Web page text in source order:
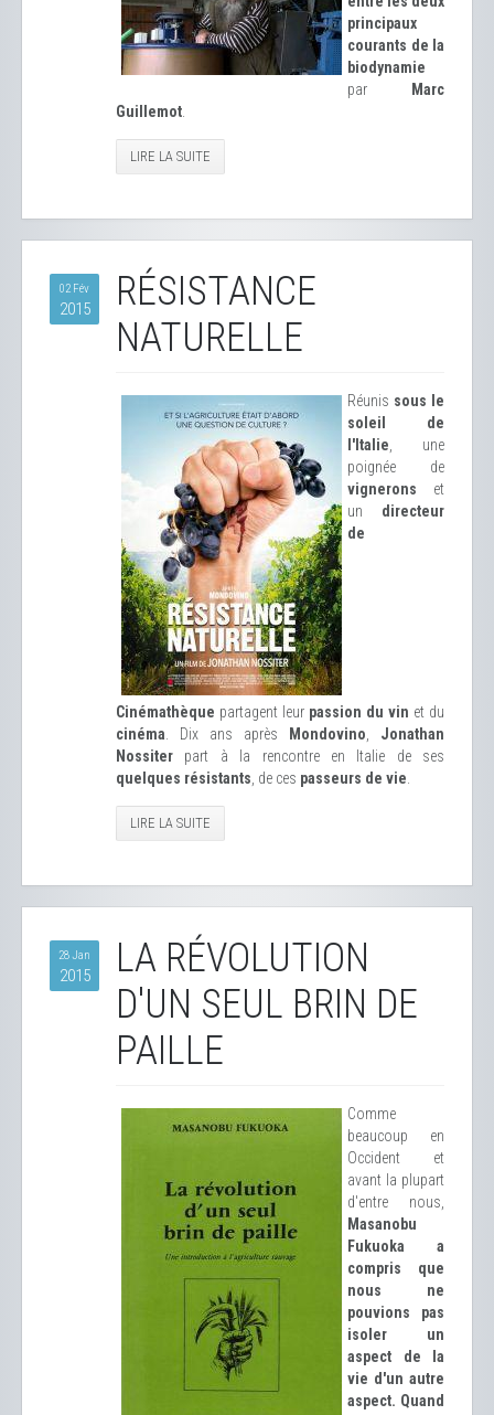
principaux
courants de la
biodynamie
par
Marc
Guillemot
LIRE LA SUITE
02 Fév
2015
RÉSISTANCE
NATURELLE
Réunis sous le
soleil de
l'Italie , une
poignée de
vignerons et
un directeur
de
Cinémathèque partagent leur passion du vin et du
cinéma . Dix ans après Mondovino
Jonathan
Nossiter part à la rencontre en Italie de ses
quelques résistants , de ces passeurs de vie
LIRE LA SUITE
28 Jan
2015
LA RÉVOLUTION
D'UN SEUL BRIN DE
PAILLE
Comme
beaucoup en
Occident et
avant la plupart
d'entre nous,
Masanobu
Fukuoka a
compris que
nous ne
pouvions pas
isoler un
aspect de la
vie d'un autre
aspect. Quand